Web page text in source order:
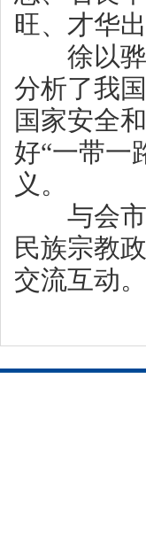
旺、才华
徐以骅
分析了我
国家安全
好“一带一
义。
与会市
民族宗教
交流互动。